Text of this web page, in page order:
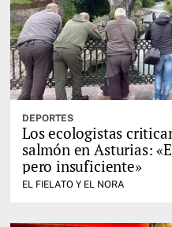
DEPORTES
Los ecologistas
salmón en Asturias:
pero insuficiente»
EL FIELATO Y EL NORA